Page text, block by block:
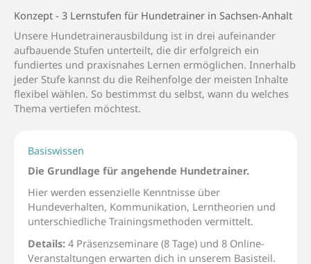
Konzept - 3 Lernstufen für Hundetrainer in Sachsen-Anhalt
Unsere Hundetrainerausbildung ist in drei aufeinander
aufbauende Stufen unterteilt, die dir erfolgreich ein
fundiertes und praxisnahes Lernen ermöglichen. Innerhalb
jeder Stufe kannst du die Reihenfolge der meisten Inhalte
flexibel wählen. So bestimmst du selbst, wann du welches
Thema vertiefen möchtest.
Basiswissen
Die Grundlage für angehende Hundetrainer.
Hier werden essenzielle Kenntnisse über
Hundeverhalten, Kommunikation, Lerntheorien und
unterschiedliche Trainingsmethoden vermittelt.
Details: 4 Präsenzseminare (8 Tage) und 8 Online-
Veranstaltungen erwarten dich in unserem Basisteil.